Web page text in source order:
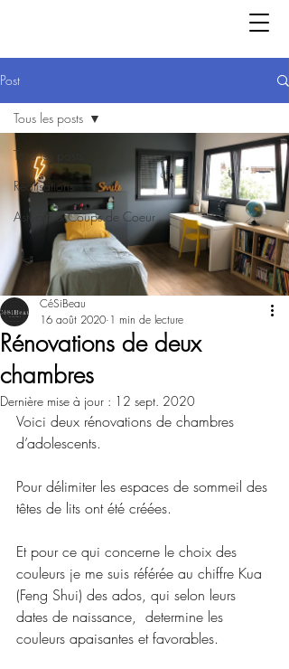
Post
Tous les posts
Réalisations
Astuces & Coups de Coeur
Tous les posts
Rénovations de deux
chambres
CéSiBeau
16 août 2020 1 min de lecture
Dernière mise à jour : 12 sept. 2020
Voici deux rénovations de chambres
d’adolescents.
Pour délimiter les espaces de sommeil des
têtes de lits ont été créées.
Et pour ce qui concerne le choix des
couleurs je me suis référée au chiffre Kua
(Feng Shui) des ados, qui selon leurs
dates de naissance,  determine les
couleurs apaisantes et favorables.